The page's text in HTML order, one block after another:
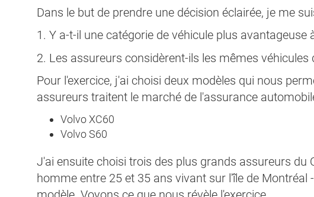
Dans le but de prendre une décision éclairée, je me
1. Y a-t-il une catégorie de véhicule plus avantageuse
2. Les assureurs considèrent-ils les mêmes véhicules
Pour l'exercice, j'ai choisi deux modèles qui nous
assureurs traitent le marché de l'assurance
Volvo XC60
Volvo S60
J'ai ensuite choisi trois des plus grands assureurs du
homme entre 25 et 35 ans vivant sur l'île de